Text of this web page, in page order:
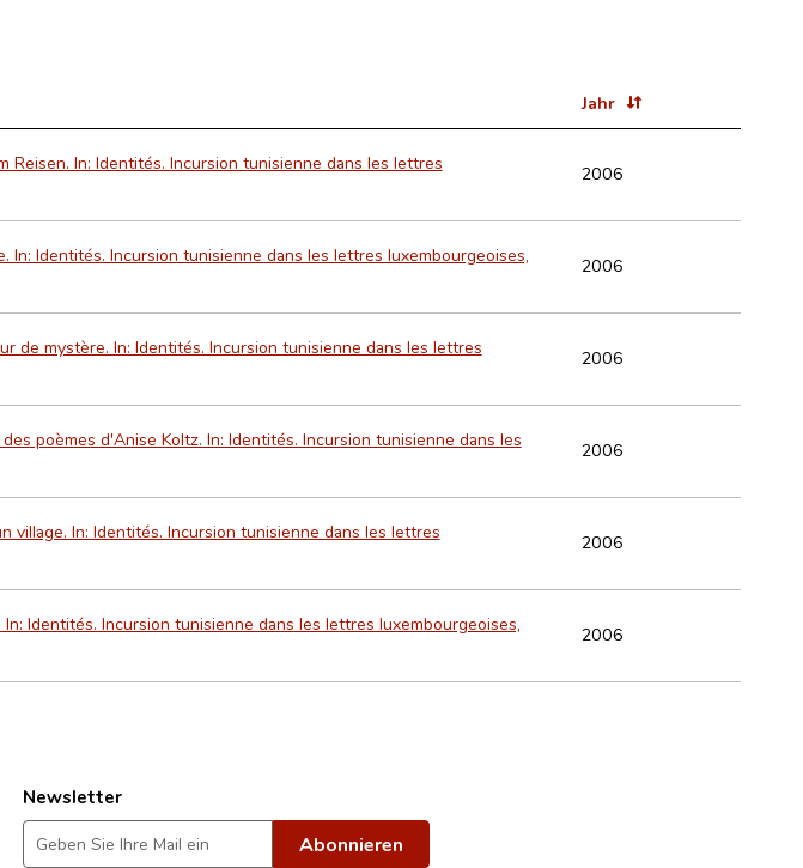
Jahr
Reisen. In: Identités. Incursion tunisienne dans les lettres
2006
In: Identités. Incursion tunisienne dans les lettres luxembourgeoises,
2006
de mystère. In: Identités. Incursion tunisienne dans les lettres
2006
poèmes d'Anise Koltz. In: Identités. Incursion tunisienne dans les
2006
village. In: Identités. Incursion tunisienne dans les lettres
2006
In: Identités. Incursion tunisienne dans les lettres luxembourgeoises,
2006
Newsletter